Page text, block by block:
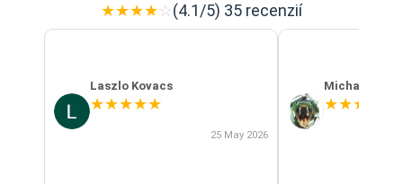
★★★★☆(4.1/5) 35 recenzií
Laszlo Kovacs
★★★★★
25 May 2026
Michal Szabo
★★★